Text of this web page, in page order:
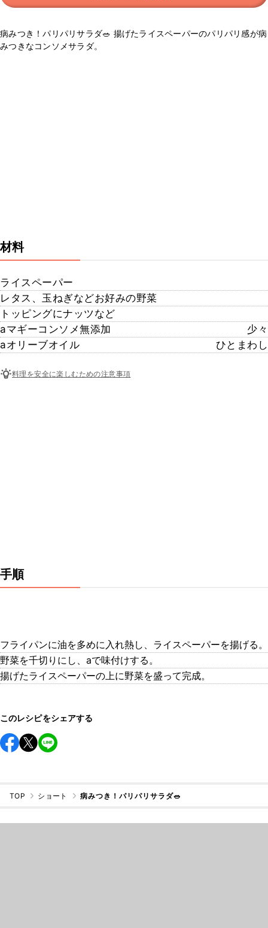
病みつき！パリパリサラダ🥗 揚げたライスペーパーのパリパリ感が病
みつきなコンソメサラダ。
材料
ライスペーパー
レタス、玉ねぎなどお好みの野菜
トッピングにナッツなど
aマギーコンソメ無添加
少々
aオリーブオイル
ひとまわし
料理を安全に楽しむための注意事項
手順
フライパンに油を多めに入れ熱し、ライスペーパーを揚げる。
野菜を千切りにし、aで味付けする。
揚げたライスペーパーの上に野菜を盛って完成。
このレシピをシェアする
TOP ショート 病みつき！パリパリサラダ🥗